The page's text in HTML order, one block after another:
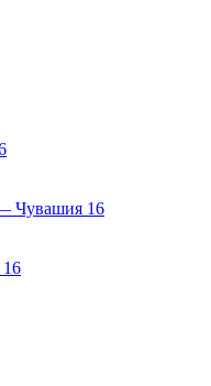
Чувашия 16
16